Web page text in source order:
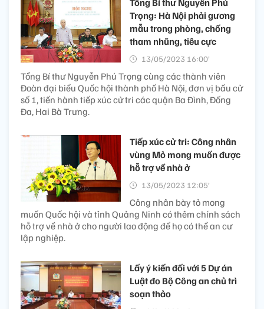
Trọng: Hà Nội phải gương
mẫu trong phòng, chống
tham nhũng, tiêu cực
13/05/2023 16:00’
Tổng Bí thư Nguyễn Phú Trọng cùng các thành viên
Đoàn đại biểu Quốc hội thành phố Hà Nội, đơn vị bầu cử
số 1, tiến hành tiếp xúc cử tri các quận Ba Đình, Đống
Đa, Hai Bà Trưng.
Tiếp xúc cử tri: Công nhân
vùng Mỏ mong muốn được
hỗ trợ về nhà ở
13/05/2023 12:05’
Công nhân bày tỏ mong
muốn Quốc hội và tỉnh Quảng Ninh có thêm chính sách
hỗ trợ về nhà ở cho người lao động để họ có thể an cư
lập nghiệp.
Lấy ý kiến đối với 5 Dự án
Luật đo Bộ Công an chủ trì
soạn thảo